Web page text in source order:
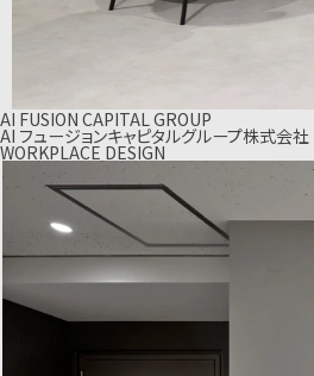
AI FUSION CAPITAL GROUP
AI フュージョンキャピタルグループ株式会社
WORKPLACE DESIGN